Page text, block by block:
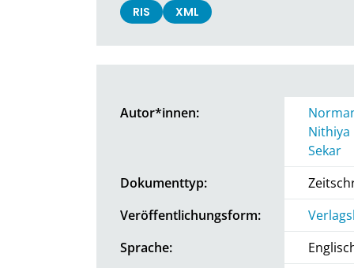
RIS XML
Autor*innen:
Sekar
Dokumenttyp:
Veröffentlichungsform:
Sprache: